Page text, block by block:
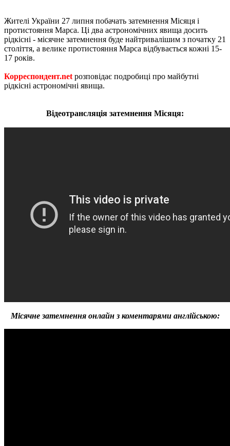
Жителі України 27 липня побачать затемнення Місяця і
протистояння Марса. Ці два астрономічних явища досить
рідкісні - місячне затемнення буде найтривалішим з початку 21
століття, а велике протистояння Марса відбувається кожні 15-
17 років.
Корреспондент.net розповідає подробиці про майбутні
рідкісні астрономічні явища.
Відеотрансляція затемнення Місяця:
Місячне затемнення онлайн з коментарями англійською: